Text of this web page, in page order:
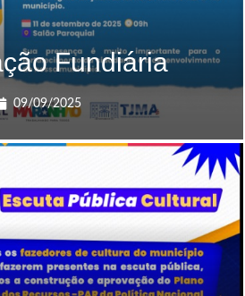
Fundiária
09/09/2025